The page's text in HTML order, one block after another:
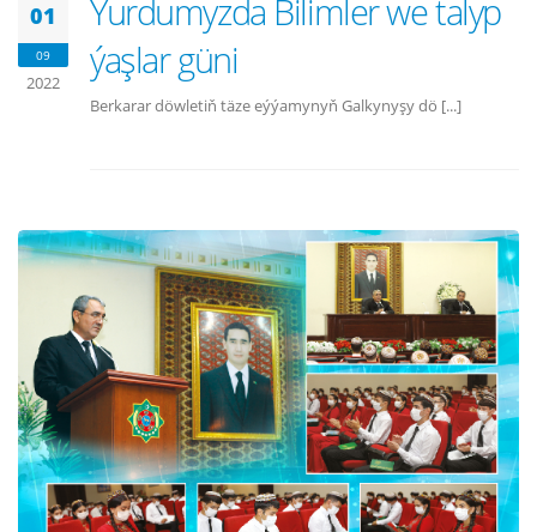
01
09
2022
Ýurdumyzda Bilimler we talyp
ýaşlar güni
Berkarar döwletiň täze eýýamynyň Galkynyşy dö [...]